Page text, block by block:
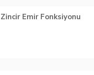
Zincir Emir Fonksiyonu